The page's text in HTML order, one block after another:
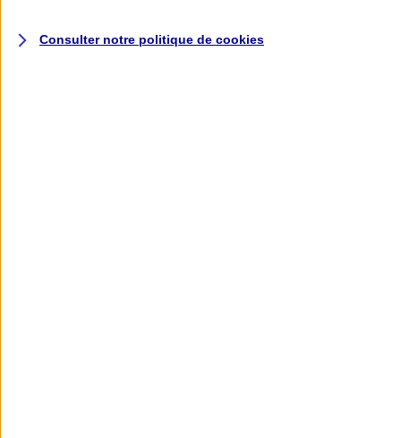
Consulter notre politique de cookies